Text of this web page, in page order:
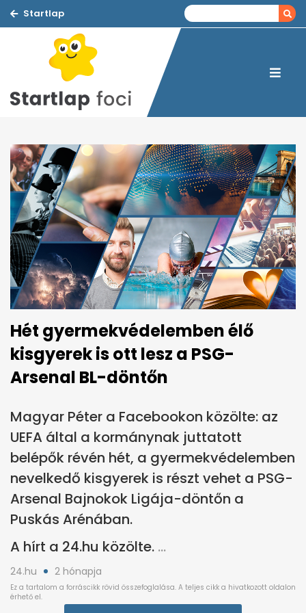
Startlap
Hét gyermekvédelemben élő
kisgyerek is ott lesz a PSG-
Arsenal BL-döntőn
Magyar Péter a Facebookon közölte: az
UEFA által a kormánynak juttatott
belépők révén hét, a gyermekvédelemben
nevelkedő kisgyerek is részt vehet a PSG-
Arsenal Bajnokok Ligája-döntőn a
Puskás Arénában.
A hírt a 24.hu közölte.
24.hu 2 hónapja